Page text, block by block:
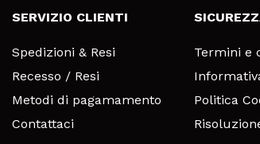
SERVIZIO CLIENTI
Spedizioni & Resi
Recesso / Resi
Metodi di pagamamento
Contattaci
Termini e
Politica